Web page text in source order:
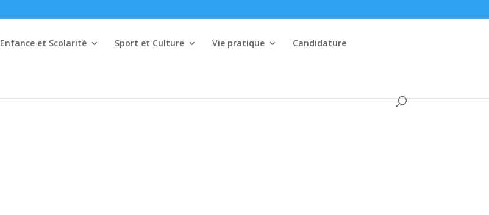
Enfance et Scolarité Sport et Culture Vie pratique Candidature